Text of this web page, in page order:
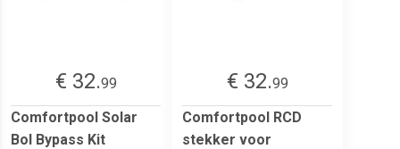
€ 32.99
Comfortpool Solar
Bol Bypass Kit
€ 32.99
Comfortpool RCD
stekker voor